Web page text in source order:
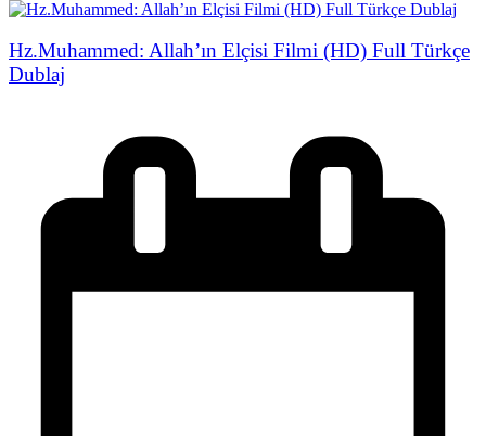
Hz.Muhammed: Allah’ın Elçisi Filmi (HD) Full Türkçe
Dublaj